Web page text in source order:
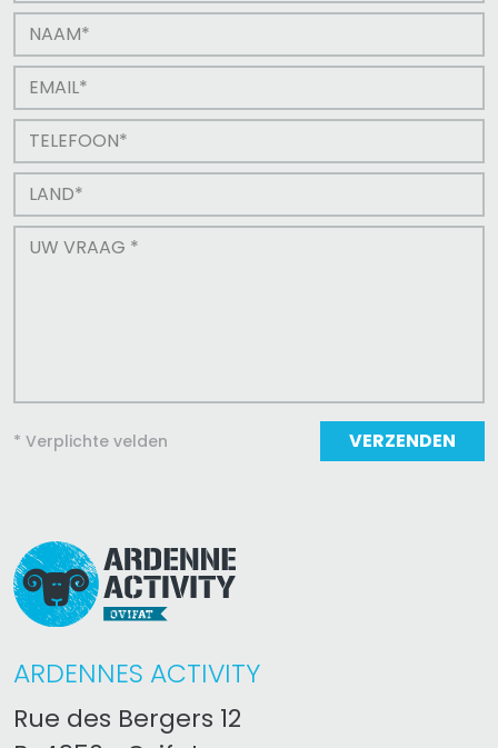
* Verplichte velden VERZENDEN
ARDENNES ACTIVITY
Rue des Bergers 12